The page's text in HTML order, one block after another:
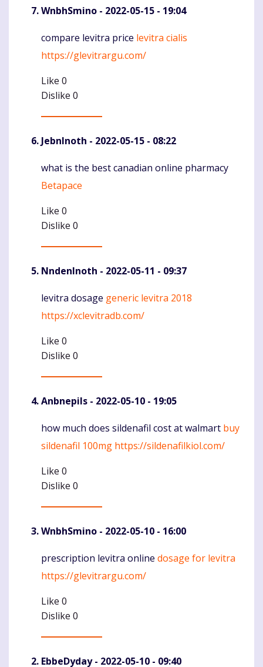
WnbhSmino - 2022-05-15 - 19:04
Komentaras
compare levitra price levitra cialis
https://glevitrargu.com/
Like 0
Dislike 0
JebnInoth - 2022-05-15 - 08:22
Komentaras
what is the best canadian online pharmacy
Betapace
Like 0
Dislike 0
NndenInoth - 2022-05-11 - 09:37
Komentaras
levitra dosage generic levitra 2018
https://xclevitradb.com/
Like 0
Dislike 0
Anbnepils - 2022-05-10 - 19:05
Komentaras
how much does sildenafil cost at walmart buy
sildenafil 100mg https://sildenafilkiol.com/
Like 0
Dislike 0
WnbhSmino - 2022-05-10 - 16:00
Komentaras
prescription levitra online dosage for levitra
https://glevitrargu.com/
Like 0
Dislike 0
EbbeDyday- 2022-05-10 - 09:40